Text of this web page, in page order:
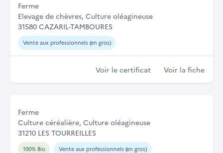
Ferme
Elevage de chèvres, Culture oléagineuse
31580 CAZARIL-TAMBOURES
Vente aux professionnels (en gros)
Voir le certificat Voir la fiche
Ferme
Culture céréalière, Culture oléagineuse
31210 LES TOURREILLES
100% Bio Vente aux professionnels (en gros)